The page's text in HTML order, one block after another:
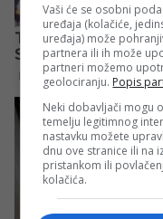
Vaši će se osobni
uređaja (kolačiće,
uređaja) može
partnera ili ih može
partneri možemo
geolociranju. Popis
Neki dobavljači mogu
temelju legitimnog
nastavku možete
dnu ove stranice ili na
pristankom ili
kolačića.